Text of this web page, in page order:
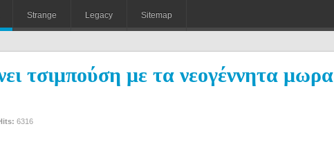
Strange Legacy Sitemap
τσιμπούση με τα νεογέννητα μωρα
6316